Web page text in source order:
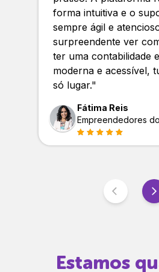
forma intuitiva e o
sempre ágil e
surpreendente ver
ter uma contabilidade
moderna e acessível,
só lugar."
Fátima Reis
Empreendedores
Estamos